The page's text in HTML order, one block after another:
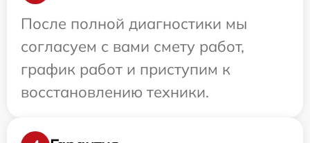
После полной диагностики мы
согласуем с вами смету работ,
график работ и приступим к
восстановлению техники.